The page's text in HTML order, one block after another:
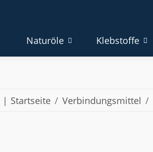
Naturöle Klebstoffe
Startseite Verbindungsmittel